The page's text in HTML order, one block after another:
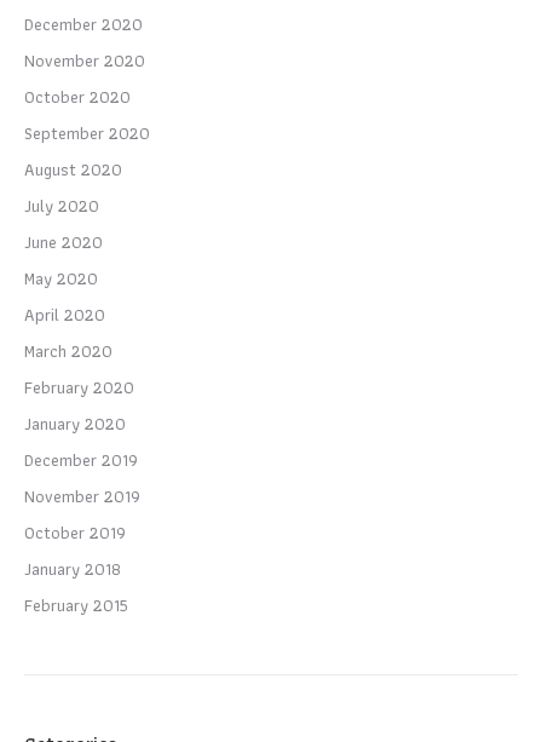
December 2020
November 2020
October 2020
September 2020
August 2020
July 2020
June 2020
May 2020
April 2020
March 2020
February 2020
January 2020
December 2019
November 2019
October 2019
January 2018
February 2015